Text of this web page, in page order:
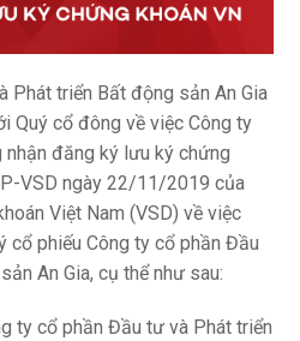
Phát triển Bất động sản An Gia
Quý cổ đông về việc Công ty
đăng ký lưu ký chứng
VSD ngày 22/11/2019 của
Việt Nam (VSD) về việc
cổ phiếu Công ty cổ phần Đầu
An Gia, cụ thể như sau:
ty cổ phần Đầu tư và Phát triển